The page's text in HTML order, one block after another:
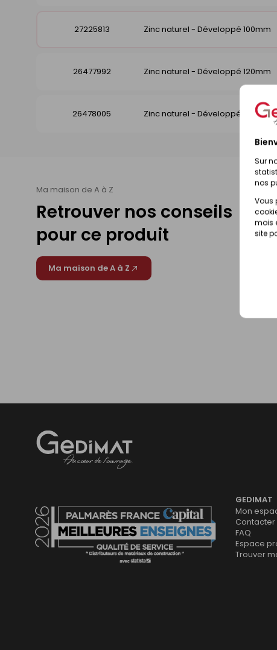
Sur
nos
Vous
mois
site
27225813
Zinc naturel - Développé 100mm
26477992 Zinc naturel - Développé 120mm
26478005
Zinc naturel - Développé 140mm
Ma maison de A à Z
Retrouver nos conseils
pour ce produit
Ma maison de A à Z
GEDIMAT
Mon
FAQ
Espace
Trouver